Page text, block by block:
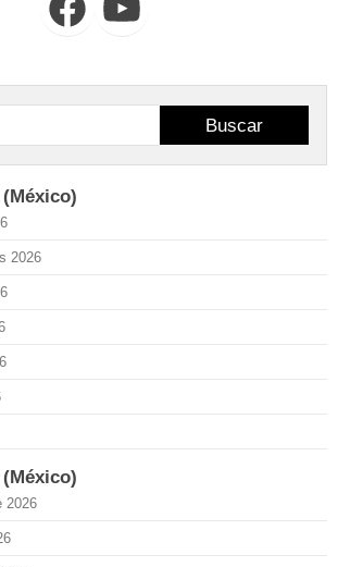
FacebookYouTube
Buscar
2026
2026